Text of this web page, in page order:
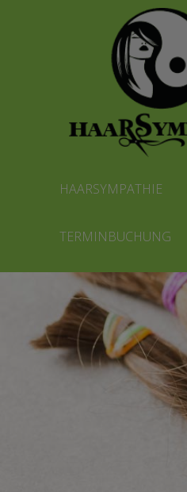
HAARSYMPATHIE
TERMINBUCHUNG